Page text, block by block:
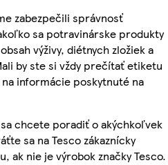
zabezpečili správnosť
sa potravinárske produkty
výživy, diétnych zložiek a
by ste si vždy prečítať etiketu
informácie poskytnuté na
chcete poradiť o akýchkoľvek
sa na Tesco zákaznícky
ak nie je výrobok značky Tesco.